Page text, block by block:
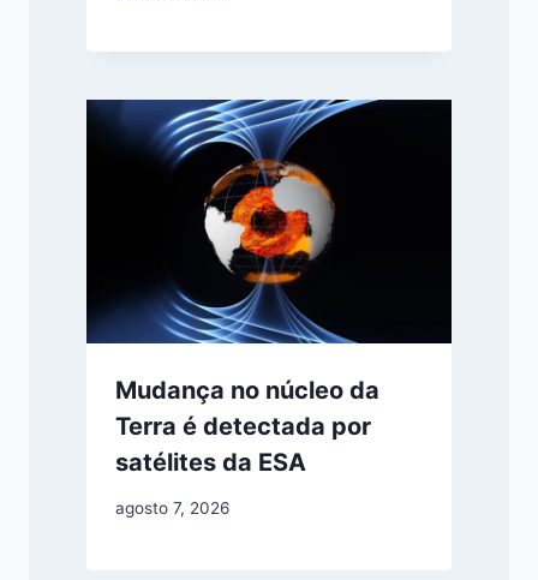
Mudança no núcleo da
Terra é detectada por
satélites da ESA
agosto 7, 2026